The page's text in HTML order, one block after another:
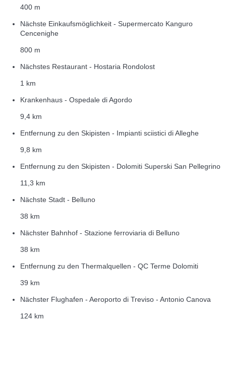
400 m
Nächste Einkaufsmöglichkeit - Supermercato Kanguro
Cencenighe
800 m
Nächstes Restaurant - Hostaria Rondolost
1 km
Krankenhaus - Ospedale di Agordo
9,4 km
Entfernung zu den Skipisten - Impianti sciistici di Alleghe
9,8 km
Entfernung zu den Skipisten - Dolomiti Superski San Pellegrino
11,3 km
Nächste Stadt - Belluno
38 km
Nächster Bahnhof - Stazione ferroviaria di Belluno
38 km
Entfernung zu den Thermalquellen - QC Terme Dolomiti
39 km
Nächster Flughafen - Aeroporto di Treviso - Antonio Canova
124 km